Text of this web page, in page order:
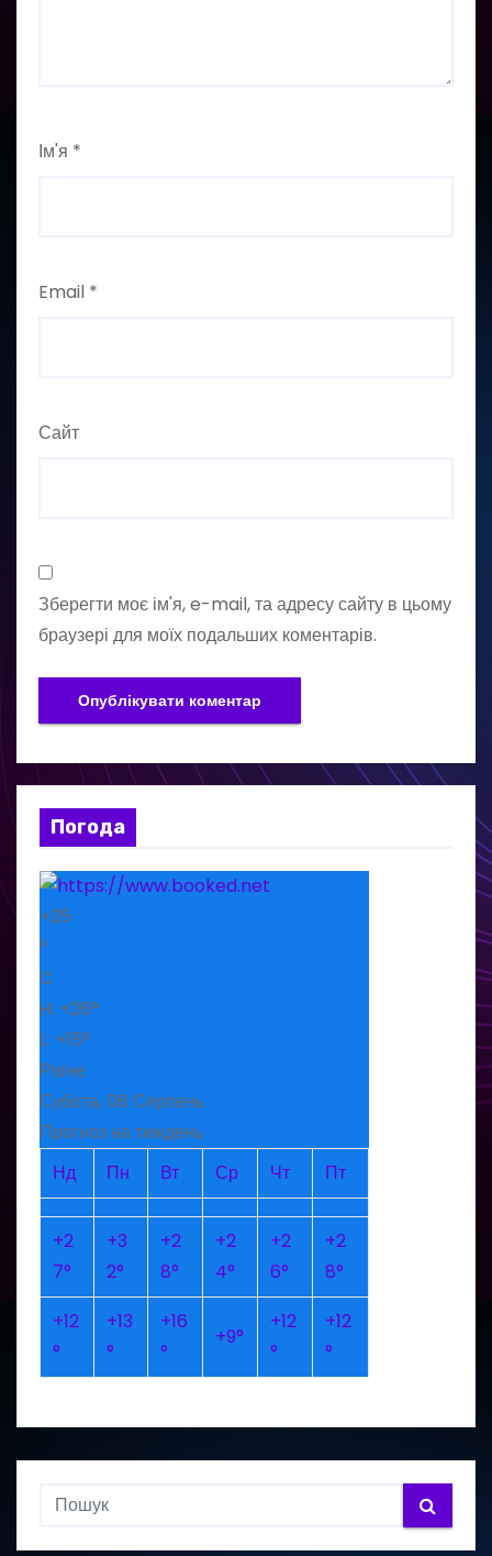
Ім'я *
Email *
Сайт
Зберегти моє ім'я, e-mail, та адресу сайту в цьому
браузері для моїх подальших коментарів.
Погода
+25
°
C
H: +26°
L: +15°
Рівне
Субота, 08 Серпень
Прогноз на тиждень
Нд
Пн Вт Ср Чт Пт
+2
7°
+3
2°
+2
8°
+2
4°
+2
6°
+2
8°
+12
°
+13
°
+16
°
+9°
+12
°
+12
°